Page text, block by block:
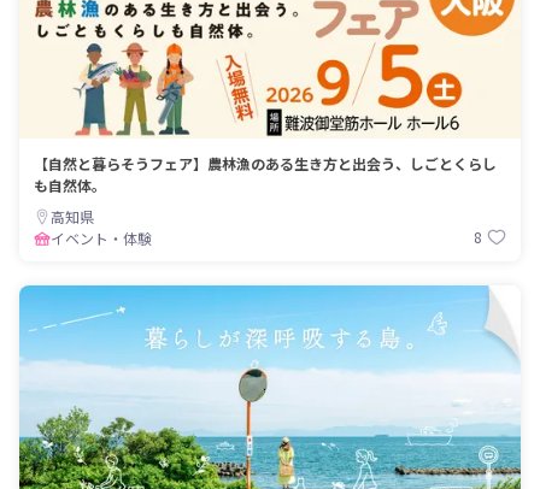
【自然と暮らそうフェア】農林漁のある生き方と出会う、しごとくらし
も自然体。
高知県
イベント・体験
8